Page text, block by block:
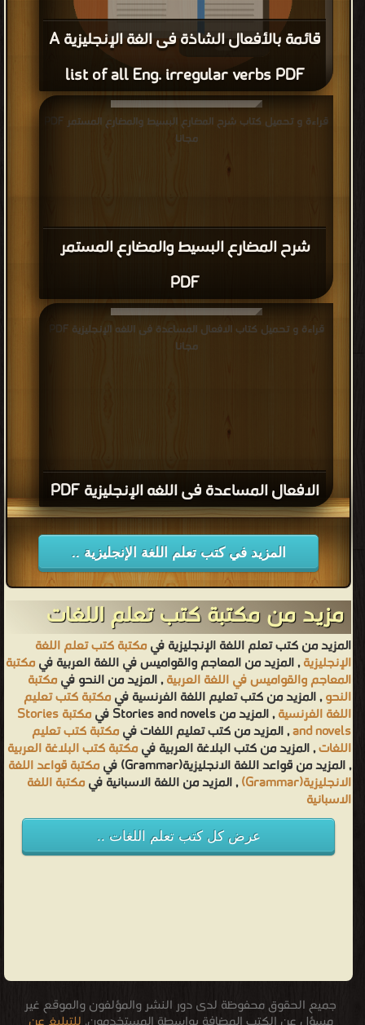
قائمة بالأفعال الشاذة فى الغة الإنجليزية A
list of all Eng. irregular verbs PDF
list of all Eng. irregular verbs PDF مجانا
شرح المضارع البسيط والمضارع المستمر
PDF
قراءة و تحميل كتاب شرح المضارع البسيط والمضارع المستمر PDF
مجانا
الافعال المساعدة فى اللغه الإنجليزية PDF
قراءة و تحميل كتاب الافعال المساعدة فى اللغه الإنجليزية PDF
مجانا
المزيد في كتب تعلم اللغة الإنجليزية ..
مزيد من مكتبة كتب تعلم اللغات
المزيد من كتب تعلم اللغة الإنجليزية فيمكتبة كتب تعلم اللغة
الإنجليزية, المزيد من المعاجم والقواميس في اللغة العربية فيمكتبة
المعاجم والقواميس في اللغة العربية, المزيد من النحو فيمكتبة
النحو, المزيد من كتب تعليم اللغة الفرنسية فيمكتبة كتب تعليم
اللغة الفرنسية, المزيد من Stories and novels في مكتبة Stories
and novels, المزيد من كتب تعليم اللغات فيمكتبة كتب تعليم
اللغات, المزيد من كتب البلاغة العربية فيمكتبة كتب البلاغة العربية
, المزيد من قواعد اللغة الانجليزية(Grammar) في مكتبة قواعد اللغة
الانجليزية(Grammar) , المزيد من اللغة الاسبانية فيمكتبة اللغة
الاسبانية
عرض كل كتب تعلم اللغات ..
جميع الحقوق محفوظة لدى دور النشر والمؤلفون والموقع غير